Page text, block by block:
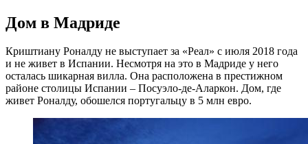
Дом в Мадриде
Криштиану Роналду не выступает за «Реал» с июля 2018 года
и не живет в Испании. Несмотря на это в Мадриде у него
осталась шикарная вилла. Она расположена в престижном
районе столицы Испании – Посуэло-де-Аларкон. Дом, где
живет Роналду, обошелся португальцу в 5 млн евро.